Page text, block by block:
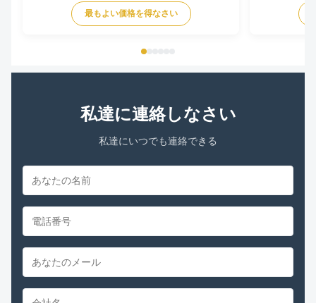
最もよい価格を得なさい
私達に連絡しなさい
私達にいつでも連絡できる